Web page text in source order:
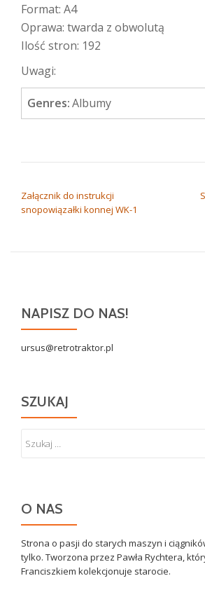
Format: A4
Oprawa: twarda z obwolutą
Ilość stron: 192
Uwagi:
Genres:Albumy
Załącznik do instrukcji
snopowiązałki konnej WK-1
NAPISZ DO NAS!
ursus@retrotraktor.pl
SZUKAJ
O NAS
Strona o pasji do starych maszyn i
tylko. Tworzona przez Pawła Rychtera,
Franciszkiem kolekcjonuje starocie.